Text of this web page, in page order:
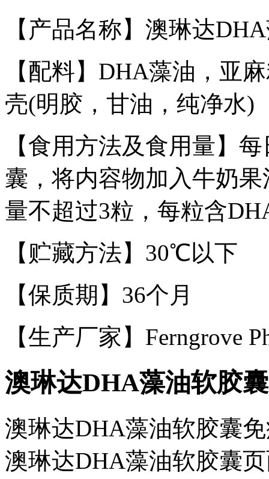
【产品名称】澳琳达
【配料】DHA藻油，亚
壳(明胶，甘油，纯净水)
【食用方法及食用量】
囊，将内容物加入牛奶
量不超过3粒，每粒含
【贮藏方法】30℃以下
【保质期】36个月
【生产厂家】Ferngrove
澳琳达DHA藻油软胶
澳琳达DHA藻油软胶囊
澳琳达DHA藻油软胶囊页